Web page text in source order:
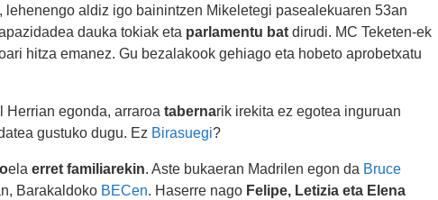
lehenengo aldiz igo bainintzen Mikeletegi pasealekuaren 53an
dauka tokiak eta parlamentu batdirudi. MC Teketen-ek
hitza emanez. Gu bezalakook gehiago eta hobeto aprobetxatu
Herrian egonda, arraroa tabernarik irekita ez egotea inguruan
gustuko dugu. Ez Birasuegi?
ela erret familiarekin. Aste bukaeran Madrilen egon da Bruce
Barakaldoko BECen. Haserre nago Felipe, Letizia eta Elena